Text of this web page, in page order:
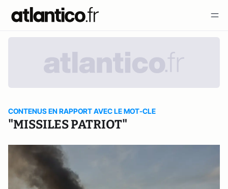
CONTENUS EN RAPPORT AVEC LE MOT-CLE
"MISSILES PATRIOT"